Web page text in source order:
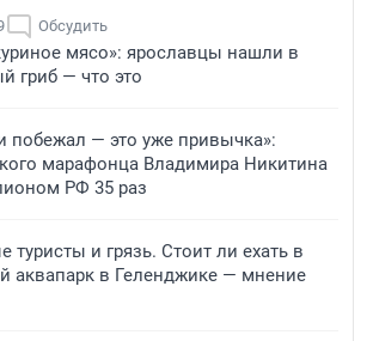
Обсудить
мясо»: ярославцы нашли в
гриб — что это
побежал — это уже привычка»:
марафонца Владимира Никитина
РФ 35 раз
туристы и грязь. Стоит ли ехать в
аквапарк в Геленджике — мнение